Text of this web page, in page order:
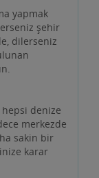
yapmak
şehir
dilerseniz
denize
merkezde
sakin bir
karar